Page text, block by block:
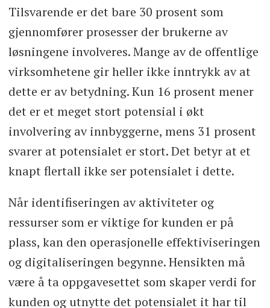
Tilsvarende er det bare 30 prosent som
gjennomfører prosesser der brukerne av
løsningene involveres. Mange av de offentlige
virksomhetene gir heller ikke inntrykk av at
dette er av betydning. Kun 16 prosent mener
det er et meget stort potensial i økt
involvering av innbyggerne, mens 31 prosent
svarer at potensialet er stort. Det betyr at et
knapt flertall ikke ser potensialet i dette.
Når identifiseringen av aktiviteter og
ressurser som er viktige for kunden er på
plass, kan den operasjonelle effektiviseringen
og digitaliseringen begynne. Hensikten må
være å ta oppgavesettet som skaper verdi for
kunden og utnytte det potensialet it har til